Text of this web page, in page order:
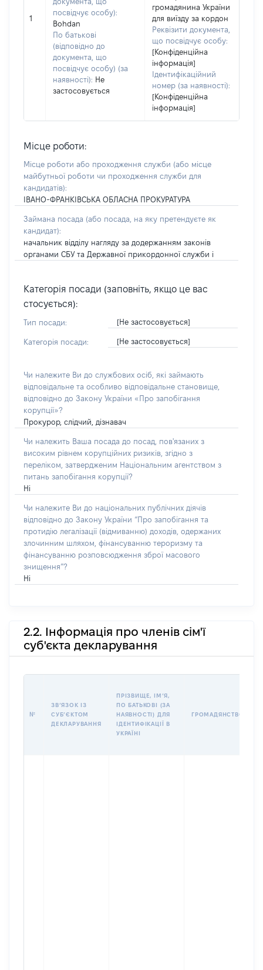
1
посвідчує особу):
Bohdan
По батькові
(відповідно до
документа, що
посвідчує особу) (за
наявності): Не
застосовується
громадянина України
для виїзду за кордон
Реквізити документа,
що посвідчує особу:
[Конфіденційна
інформація]
Ідентифікаційний
номер (за наявності):
[Конфіденційна
інформація]
Місце роботи:
Місце роботи або проходження служби (або місце
майбутньої роботи чи проходження служби для
кандидатів):
ІВАНО-ФРАНКІВСЬКА ОБЛАСНА ПРОКУРАТУРА
Займана посада (або посада, на яку претендуєте як
кандидат):
начальник відділу нагляду за додержанням законів
органами СБУ та Державної прикордонної служби і
Категорія посади (заповніть, якщо це вас
стосується):
Тип посади: [Не застосовується]
Категорія посади: [Не застосовується]
Чи належите Ви до службових осіб, які займають
відповідальне та особливо відповідальне становище,
відповідно до Закону України «Про запобігання
корупції»?
Прокурор, слідчий, дізнавач
Чи належить Ваша посада до посад, пов'язаних з
високим рівнем корупційних ризиків, згідно з
переліком, затвердженим Національним агентством з
питань запобігання корупції?
Ні
Чи належите Ви до національних публічних діячів
відповідно до Закону України “Про запобігання та
протидію легалізації (відмиванню) доходів, одержаних
злочинним шляхом, фінансуванню тероризму та
фінансуванню розповсюдження зброї масового
знищення”?
Ні
2.2. Інформація про членів сім'ї
суб'єкта декларування
№
ЗВʼЯЗОК ІЗ
СУБʼЄКТОМ
ДЕКЛАРУВАННЯ
ПРІЗВИЩЕ, ІМʼЯ,
ПО БАТЬКОВІ (ЗА
НАЯВНОСТІ) ДЛЯ
ІДЕНТИФІКАЦІЇ В
УКРАЇНІ
ГРОМАДЯНСТВО